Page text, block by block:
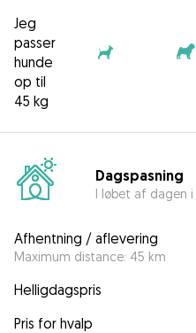
Jeg
passer
hunde
op til
45 kg
Dagspasning
I løbet af dagen i
Afhentning / aflevering
Maximum distance: 45 km
Helligdagspris
Pris for hvalp